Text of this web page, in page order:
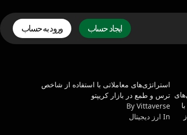
ایجاد حساب ورود به حساب
استراتژی‌های معاملاتی با استفاده از شاخص
ترس و طمع در بازار کریپتو
By Vittaverse
In ارز دیجیتال